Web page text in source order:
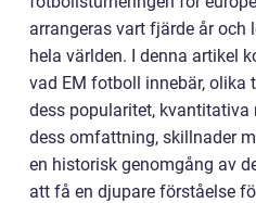
arrangeras vart fjärde år
hela världen. I denna artikel
vad EM fotboll innebär, olika
dess popularitet,
dess omfattning, skillnader
en historisk genomgång av
att få en djupare förståelse